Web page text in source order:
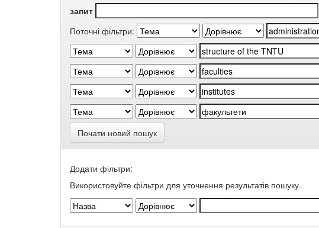
запит
Поточні фільтри:
Почати новий пошук
Додати фільтри:
Використовуйте фільтри для уточнення результатів пошуку.